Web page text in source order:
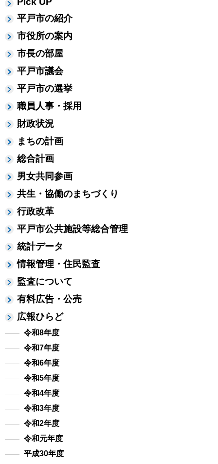
平戸市の紹介
市役所の案内
市長の部屋
平戸市議会
平戸市の選挙
職員人事・採用
財政状況
まちの計画
総合計画
男女共同参画
共生・協働のまちづくり
行政改革
平戸市公共施設等総合管理
統計データ
情報管理・住民監査
監査について
有料広告・公売
広報ひらど
令和8年度
令和7年度
令和6年度
令和5年度
令和4年度
令和3年度
令和2年度
令和元年度
平成30年度